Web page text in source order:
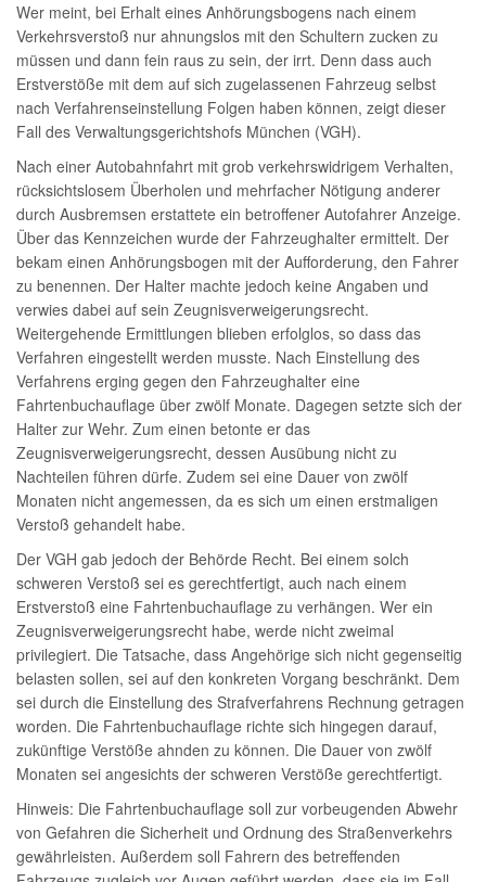
Wer meint, bei Erhalt eines Anhörungsbogens nach einem
Verkehrsverstoß nur ahnungslos mit den Schultern zucken zu
müssen und dann fein raus zu sein, der irrt. Denn dass auch
Erstverstöße mit dem auf sich zugelassenen Fahrzeug selbst
nach Verfahrenseinstellung Folgen haben können, zeigt dieser
Fall des Verwaltungsgerichtshofs München (VGH).
Nach einer Autobahnfahrt mit grob verkehrswidrigem Verhalten,
rücksichtslosem Überholen und mehrfacher Nötigung anderer
durch Ausbremsen erstattete ein betroffener Autofahrer Anzeige.
Über das Kennzeichen wurde der Fahrzeughalter ermittelt. Der
bekam einen Anhörungsbogen mit der Aufforderung, den Fahrer
zu benennen. Der Halter machte jedoch keine Angaben und
verwies dabei auf sein Zeugnisverweigerungsrecht.
Weitergehende Ermittlungen blieben erfolglos, so dass das
Verfahren eingestellt werden musste. Nach Einstellung des
Verfahrens erging gegen den Fahrzeughalter eine
Fahrtenbuchauflage über zwölf Monate. Dagegen setzte sich der
Halter zur Wehr. Zum einen betonte er das
Zeugnisverweigerungsrecht, dessen Ausübung nicht zu
Nachteilen führen dürfe. Zudem sei eine Dauer von zwölf
Monaten nicht angemessen, da es sich um einen erstmaligen
Verstoß gehandelt habe.
Der VGH gab jedoch der Behörde Recht. Bei einem solch
schweren Verstoß sei es gerechtfertigt, auch nach einem
Erstverstoß eine Fahrtenbuchauflage zu verhängen. Wer ein
Zeugnisverweigerungsrecht habe, werde nicht zweimal
privilegiert. Die Tatsache, dass Angehörige sich nicht gegenseitig
belasten sollen, sei auf den konkreten Vorgang beschränkt. Dem
sei durch die Einstellung des Strafverfahrens Rechnung getragen
worden. Die Fahrtenbuchauflage richte sich hingegen darauf,
zukünftige Verstöße ahnden zu können. Die Dauer von zwölf
Monaten sei angesichts der schweren Verstöße gerechtfertigt.
Hinweis: Die Fahrtenbuchauflage soll zur vorbeugenden Abwehr
von Gefahren die Sicherheit und Ordnung des Straßenverkehrs
gewährleisten. Außerdem soll Fahrern des betreffenden